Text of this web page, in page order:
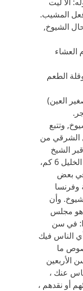
المشيب.
الشيوخ,
العشاء
الطعم
العين)
وتتبع
الشرقي من
الشيخ
إبراهيم الهدمي. ، وتبعد عن مدينة الخليل 6 كم،
وفي بعض
وفرنسا
وأن
هو مجلس
في سن
الناس فيك
ما
الأربعين
عنك ،
أو نقدهم ،